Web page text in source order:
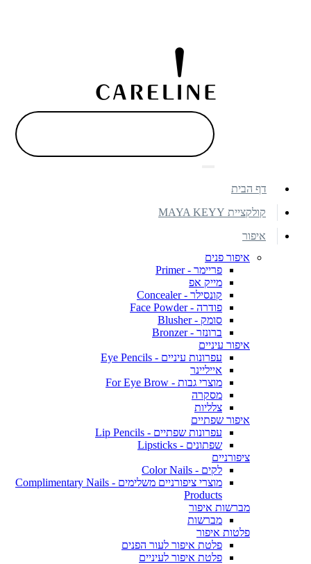
דף הבית
קולקציית MAYA KEYY
איפור
איפור פנים
פריימר - Primer
מייק אפ
קונסילר - Concealer
פודרה - Face Powder
סומק - Blusher
ברונזר - Bronzer
איפור עיניים
עפרונות עיניים - Eye Pencils
אייליינר
מוצרי גבות - For Eye Brow
מסקרה
צלליות
איפור שפתיים
עפרונות שפתיים - Lip Pencils
שפתונים - Lipsticks
ציפורניים
לקים - Color Nails
מוצרי ציפורניים משלימים - Complimentary Nails
Products
מברשות איפור
מברשות
פלטות איפור
פלטת איפור לעור הפנים
פלטת איפור לעיניים